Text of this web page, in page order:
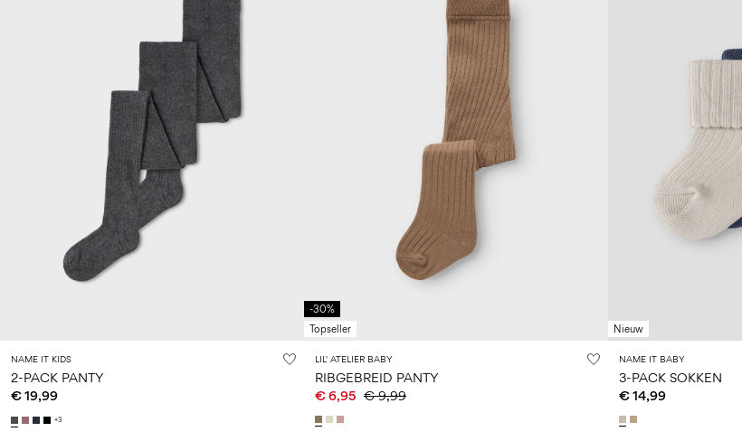
NAME IT KIDS
2-PACK PANTY
€ 19,99
+3
-30%
Topseller
LIL' ATELIER BABY
RIBGEBREID PANTY
€ 6,95 € 9,99
Nieuw
NAME IT BABY
3-PACK SOKKEN
€ 14,99